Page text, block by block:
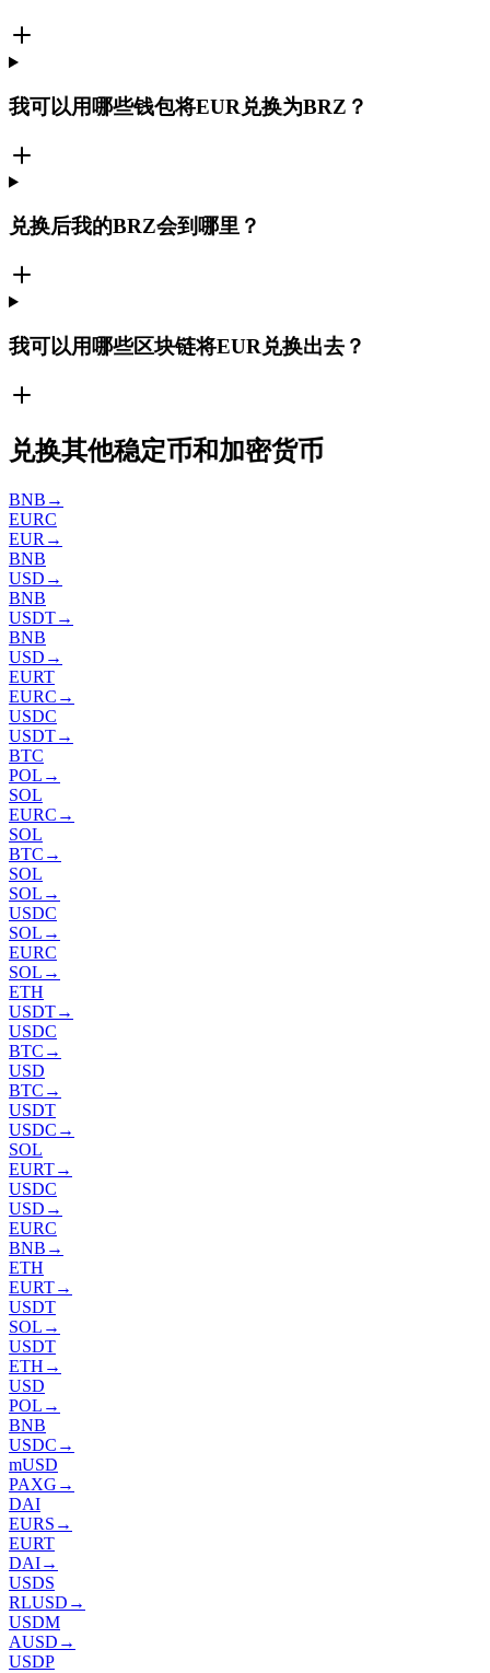
我可以用哪些钱包将EUR兑换为BRZ？
兑换后我的BRZ会到哪里？
我可以用哪些区块链将EUR兑换出去？
兑换其他稳定币和加密货币
BNB →
EURC
EUR →
BNB
USD →
BNB
USDT→
BNB
USD →
EURT
EURC →
USDC
USDT→
BTC
POL →
SOL
EURC →
SOL
BTC →
SOL
SOL →
USDC
SOL →
EURC
SOL →
ETH
USDT→
USDC
BTC →
USD
BTC →
USDT
USDC →
SOL
EURT→
USDC
USD →
EURC
BNB →
ETH
EURT→
USDT
SOL →
USDT
ETH →
USD
POL →
BNB
USDC →
mUSD
PAXG →
DAI
EURS →
EURT
DAI→
USDS
RLUSD →
USDM
AUSD →
USDP